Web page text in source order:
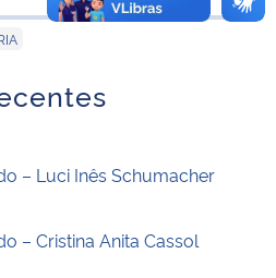
para área de
– Luci Inês Schumacher
– Cristina Anita Cassol